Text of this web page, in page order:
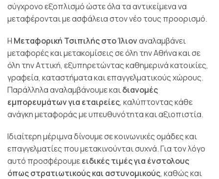
σύγχρονο εξοπλισμό ώστε όλα τα αντικείμενα να
μεταφέρονται με ασφάλεια στον νέο τους προορισμό.
Η Μεταφορική Τσιπιλής στο Ίλιοναναλαμβάνει
μεταφορές και μετακομίσεις σε όλη την Αθήνα και σε
όλη την Αττική, εξυπηρετώντας καθημερινά κατοικίες,
γραφεία, καταστήματα και επαγγελματικούς χώρους.
Παράλληλα αναλαμβάνουμε καιδιανομές
εμπορευμάτων για εταιρείες, καλύπτοντας κάθε
ανάγκη μεταφοράς με υπευθυνότητα και αξιοπιστία.
Ιδιαίτερη μέριμνα δίνουμε σε κοινωνικές ομάδες και
επαγγελματίες που μετακινούνται συχνά. Για τον λόγο
αυτό προσφέρουμεειδικές τιμές για ένστολους
όπως στρατιωτικούς και αστυνομικούς, καθώς και